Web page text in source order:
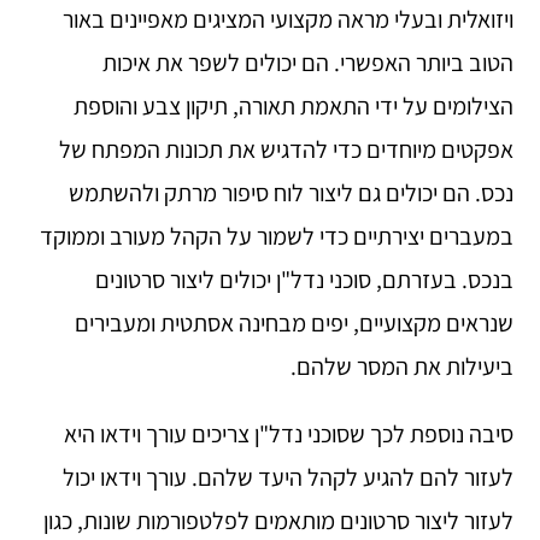
ויזואלית ובעלי מראה מקצועי המציגים מאפיינים באור
הטוב ביותר האפשרי. הם יכולים לשפר את איכות
הצילומים על ידי התאמת תאורה, תיקון צבע והוספת
אפקטים מיוחדים כדי להדגיש את תכונות המפתח של
נכס. הם יכולים גם ליצור לוח סיפור מרתק ולהשתמש
במעברים יצירתיים כדי לשמור על הקהל מעורב וממוקד
בנכס. בעזרתם, סוכני נדל"ן יכולים ליצור סרטונים
שנראים מקצועיים, יפים מבחינה אסתטית ומעבירים
ביעילות את המסר שלהם.
סיבה נוספת לכך שסוכני נדל"ן צריכים עורך וידאו היא
לעזור להם להגיע לקהל היעד שלהם. עורך וידאו יכול
לעזור ליצור סרטונים מותאמים לפלטפורמות שונות, כגון